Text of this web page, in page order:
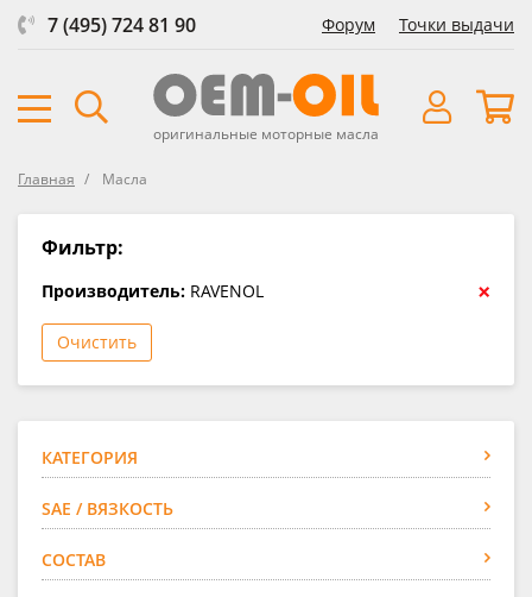
7 (495) 724 81 90 Форум Точки выдачи
оригинальные моторные масла
Главная Масла
Фильтр:
Производитель: RAVENOL ×
Очистить
КАТЕГОРИЯ
SAE / ВЯЗКОСТЬ
СОСТАВ